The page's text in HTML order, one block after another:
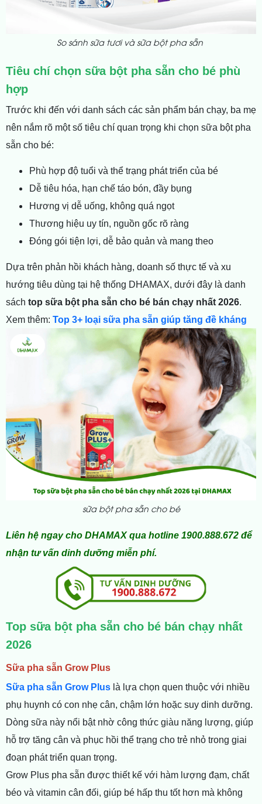
So sánh sữa tươi và sữa bột pha sẵn
Tiêu chí chọn sữa bột pha sẵn cho bé phù
hợp
Trước khi đến với danh sách các sản phẩm bán chạy, ba mẹ
nên nắm rõ một số tiêu chí quan trọng khi chọn sữa bột pha
sẵn cho bé:
Phù hợp độ tuổi và thể trạng phát triển của bé
Dễ tiêu hóa, hạn chế táo bón, đầy bụng
Hương vị dễ uống, không quá ngọt
Thương hiệu uy tín, nguồn gốc rõ ràng
Đóng gói tiện lợi, dễ bảo quản và mang theo
Dựa trên phản hồi khách hàng, doanh số thực tế và xu
hướng tiêu dùng tại hệ thống DHAMAX, dưới đây là danh
sách top sữa bột pha sẵn cho bé bán chạy nhất 2026.
Xem thêm: Top 3+ loại sữa pha sẵn giúp tăng đề kháng
sữa bột pha sẵn cho bé
Liên hệ ngay cho DHAMAX qua hotline 1900.888.672 để
nhận tư vấn dinh dưỡng miễn phí.
Top sữa bột pha sẵn cho bé bán chạy nhất
2026
Sữa pha sẵn Grow Plus
Sữa pha sẵn Grow Plus là lựa chọn quen thuộc với nhiều
phụ huynh có con nhẹ cân, chậm lớn hoặc suy dinh dưỡng.
Dòng sữa này nổi bật nhờ công thức giàu năng lượng, giúp
hỗ trợ tăng cân và phục hồi thể trạng cho trẻ nhỏ trong giai
đoạn phát triển quan trọng.
Grow Plus pha sẵn được thiết kế với hàm lượng đạm, chất
béo và vitamin cân đối, giúp bé hấp thu tốt hơn mà không